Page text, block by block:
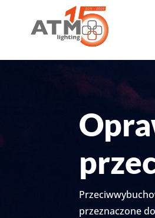
przeznaczone